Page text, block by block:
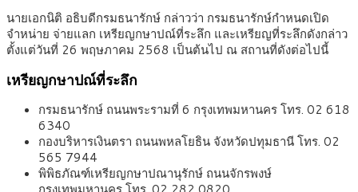
นายเอกนิติ อธิบดีกรมธนารักษ์ กล่าวว่า กรมธนารักษ์กำหนดเปิด
จำหน่าย จ่ายแลก เหรียญกษาปณ์ที่ระลึก และเหรียญที่ระลึกดังกล่าว
ตั้งแต่วันที่ 26 พฤษภาคม 2568 เป็นต้นไป ณ สถานที่ดังต่อไปนี้
เหรียญกษาปณ์ที่ระลึก
กรมธนารักษ์ ถนนพระรามที่ 6 กรุงเทพมหานคร โทร. 02 618
6340
กองบริหารเงินตรา ถนนพหลโยธิน จังหวัดปทุมธานี โทร. 02
565 7944
พิพิธภัณฑ์เหรียญกษาปณานุรักษ์ ถนนจักรพงษ์